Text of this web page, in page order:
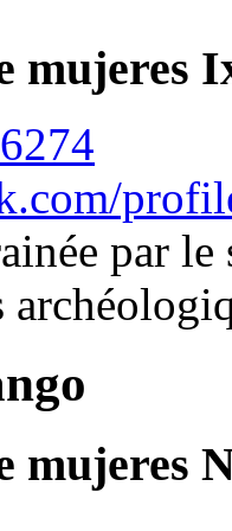
mujeres
par
mujeres